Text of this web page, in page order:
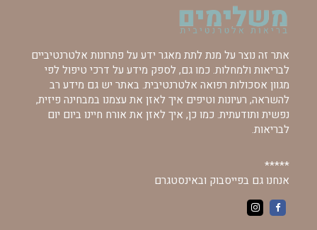
אתר זה נוצר על מנת לתת מאגר ידע על פתרונות אלטרנטיביים
לבריאות ולמחלות. כמו גם, לספק מידע על דרכי טיפול לפי
מגוון אסכולות רפואה אלטרנטיבית. באתר יש גם מידע רב
להשראה, רעיונות וטיפים איך לאזן את עצמנו במבחינה פיזית,
נפשית ותודעתית. כמו כן, איך לאזן את אורח חיינו ביום יום
לבריאות.
*****
אנחנו גם בפייסבוק ובאינסטגרם